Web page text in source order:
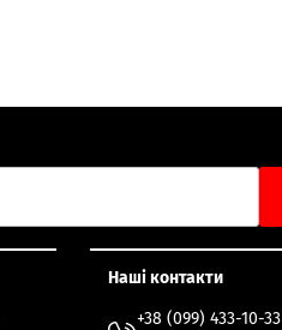
Наші контакти
+38 (099) 433-10-33